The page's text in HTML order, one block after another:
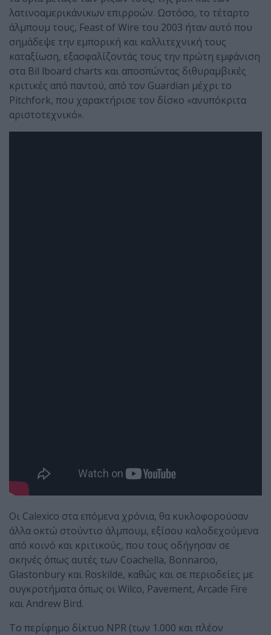
λατινοαμερικάνικων επιρροών. Ωστόσο, το τέταρτο
άλμπουμ τους, Feast of Wire του 2003 ήταν αυτό που
σημάδεψε την εμπορική και καλλιτεχνική τους
καταξίωση, εξασφαλίζοντάς τους την πρώτη εμφάνιση
στα Bil lboard charts και αποσπώντας διθυραμβικές
κριτικές από παντού, από τον Guardian μέχρι το
Pitchfork, που χαρακτήρισε τον δίσκο «ανυπόκριτα
αριστοτεχνικό».
Οι Calexico στα επόμενα χρόνια, θα κυκλοφορούσαν
άλλα οκτώ στούντιο άλμπουμ, εξίσου καλοδεχούμενα
από κοινό και κριτικούς, που τους οδήγησαν σε
σκηνές όπως αυτές των Coachella, Bonnaroo,
Glastonbury και Roskilde, καθώς και σε περιοδείες με
συγκροτήματα όπως οι Wilco, Pavement, Arcade Fire
και Andrew Bird.
Το περίφημο δίκτυο NPR (των 1.000 και πλέον